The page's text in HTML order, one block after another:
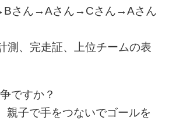
さん→Aさん→Cさん→Aさん
測、完走証、上位チームの表
ですか？
親子で手をつないでゴールを